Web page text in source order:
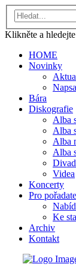
Klikněte a hledejte
HOME
Novinky
Bára
Diskografie
Alba
Alba
Alba
Alba
Videa
Koncerty
Pro
Ke
Archiv
Kontakt